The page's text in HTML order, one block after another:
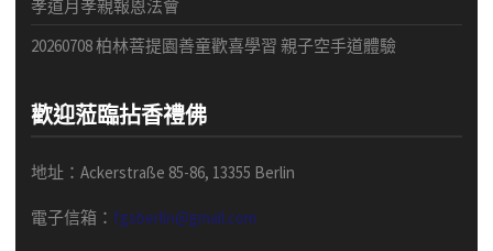
孝道月孝親報恩法會
20260708 柏林菩提園善童歡喜學習 親子空手道體驗
歡迎蒞臨拈香禮佛
地址：Ackerstraße 85-86, 13355 Berlin
電子信箱： fgsberlin@gmail.com